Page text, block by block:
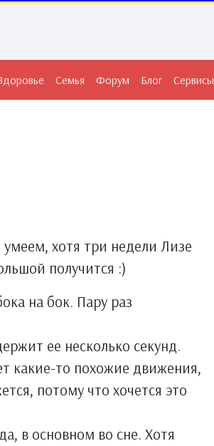
Семья Форум Блог Сервисы
хотя три недели Лизе
получится :)
на бок. Пару раз
ее несколько секунд.
какие-то похожие движения,
потому что хочется это
в основном во сне. Хотя